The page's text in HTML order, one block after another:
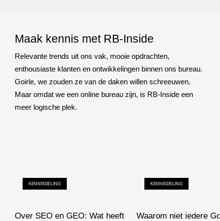
Maak kennis met RB-Inside
Relevante trends uit ons vak, mooie opdrachten,
enthousiaste klanten en ontwikkelingen binnen ons bureau.
Goirle, we zouden ze van de daken willen schreeuwen.
Maar omdat we een online bureau zijn, is RB-Inside een
meer logische plek.
KENNISDELING
Over SEO en GEO: Wat heeft
KENNISDELING
Waarom niet iedere